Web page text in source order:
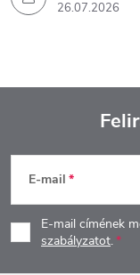
26.07.2026
L
á
b
E-mail
E-mail címének
szabályzatot.